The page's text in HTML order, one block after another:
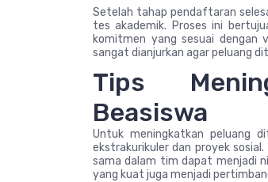
Setelah tahap pendaftaran
tes akademik. Proses ini
komitmen yang sesuai dengan
sangat dianjurkan agar peluang
Tips
Beasiswa
Untuk meningkatkan peluang
ekstrakurikuler dan proyek
sama dalam tim dapat menjadi
yang kuat juga menjadi